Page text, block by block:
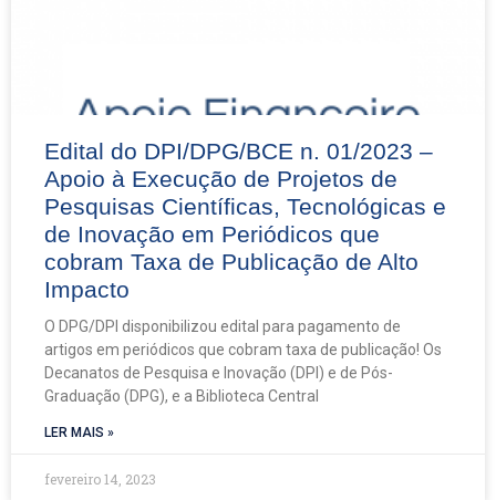
Edital do DPI/DPG/BCE n. 01/2023 –
Apoio à Execução de Projetos de
Pesquisas Científicas, Tecnológicas e
de Inovação em Periódicos que
cobram Taxa de Publicação de Alto
Impacto
O DPG/DPI disponibilizou edital para pagamento de
artigos em periódicos que cobram taxa de publicação! Os
Decanatos de Pesquisa e Inovação (DPI) e de Pós-
Graduação (DPG), e a Biblioteca Central
LER MAIS »
fevereiro 14, 2023